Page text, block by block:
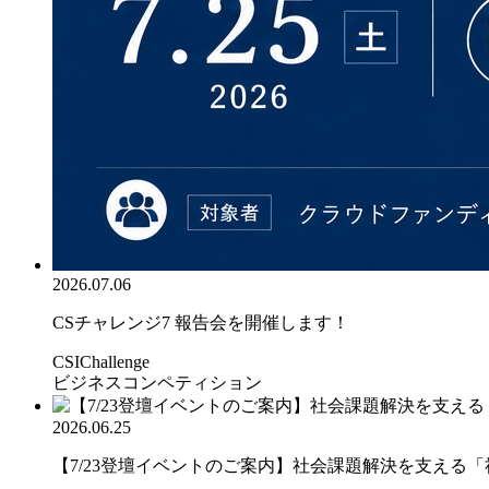
2026.07.06
CSチャレンジ7 報告会を開催します！
CSIChallenge
ビジネスコンペティション
2026.06.25
【7/23登壇イベントのご案内】社会課題解決を支える「